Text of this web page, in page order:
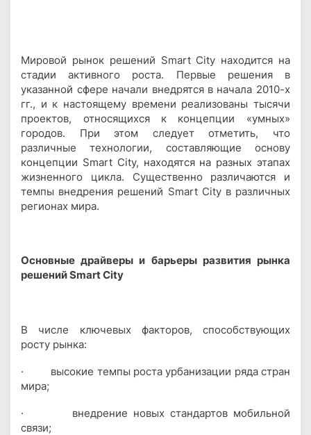
Мировой рынок решений Smart City находится на
стадии активного роста. Первые решения в
указанной сфере начали внедрятся в начала 2010-х
гг., и к настоящему времени реализованы тысячи
проектов, относящихся к концепции «умных»
городов. При этом следует отметить, что
различные технологии, составляющие основу
концепции Smart City, находятся на разных этапах
жизненного цикла. Существенно различаются и
темпы внедрения решений Smart City в различных
регионах мира.
Основные драйверы и барьеры развития рынка
решений Smart City
В числе ключевых факторов, способствующих
росту рынка:
· высокие темпы роста урбанизации ряда стран
мира;
· внедрение новых стандартов мобильной
связи;